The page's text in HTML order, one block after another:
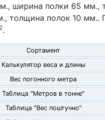
ширина полки 65 мм.,
толщина полок 10 мм..
2.
Сортамент
Калькулятор веса и длины
Вес погонного метра
Таблица "Метров в тонне"
Таблица "Вес поштучно"